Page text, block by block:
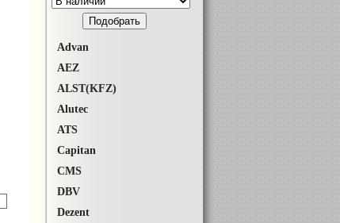
Advan
AEZ
ALST(KFZ)
Alutec
ATS
Capitan
CMS
DBV
Dezent